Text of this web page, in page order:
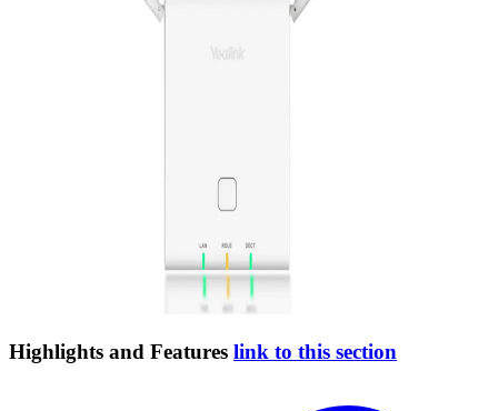
Highlights and Features link to this section